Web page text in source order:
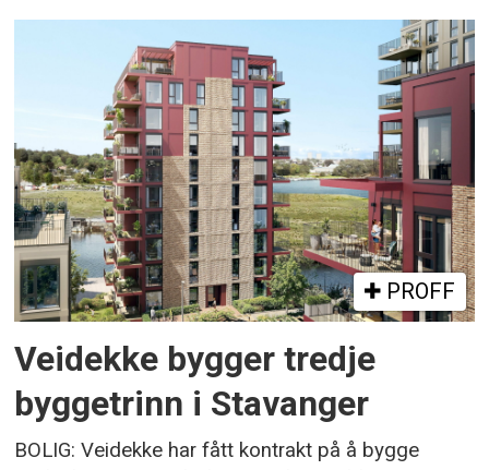
PROFF
Veidekke bygger tredje
byggetrinn i Stavanger
BOLIG: Veidekke har fått kontrakt på å bygge